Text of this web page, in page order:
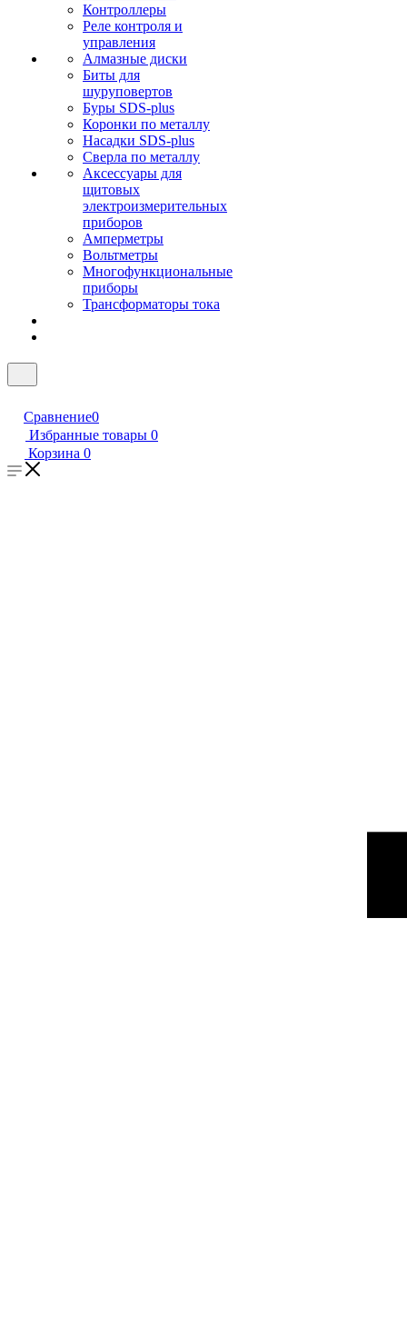
Контроллеры
Реле контроля и
управления
Алмазные диски
Биты для
шуруповертов
Буры SDS-plus
Коронки по металлу
Насадки SDS-plus
Сверла по металлу
Аксессуары для
щитовых
электроизмерительных
приборов
Амперметры
Вольтметры
Многофункциональные
приборы
Трансформаторы тока
Сравнение0
Избранные товары 0
Корзина 0